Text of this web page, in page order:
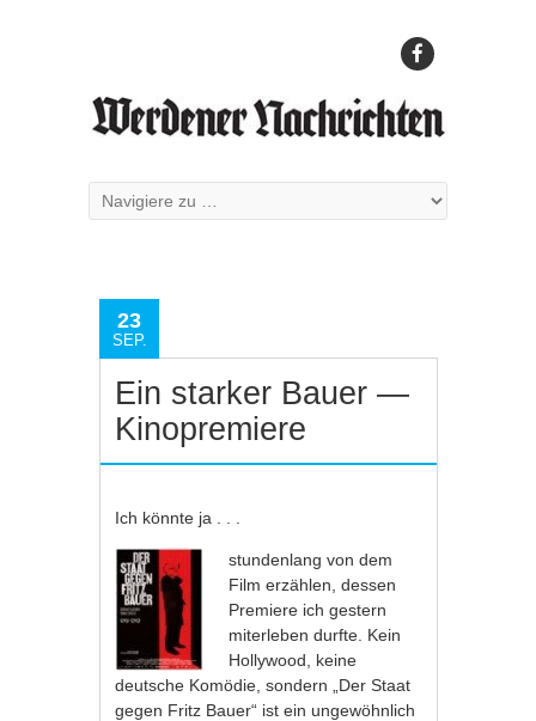
23
SEP.
Ein starker Bauer —
Kinopremiere
Ich könnte ja . . .
stundenlang von dem
Film erzählen, dessen
Premiere ich gestern
miterleben durfte. Kein
Hollywood, keine
deutsche Komödie, sondern „Der Staat
gegen Fritz Bauer“ ist ein ungewöhnlich